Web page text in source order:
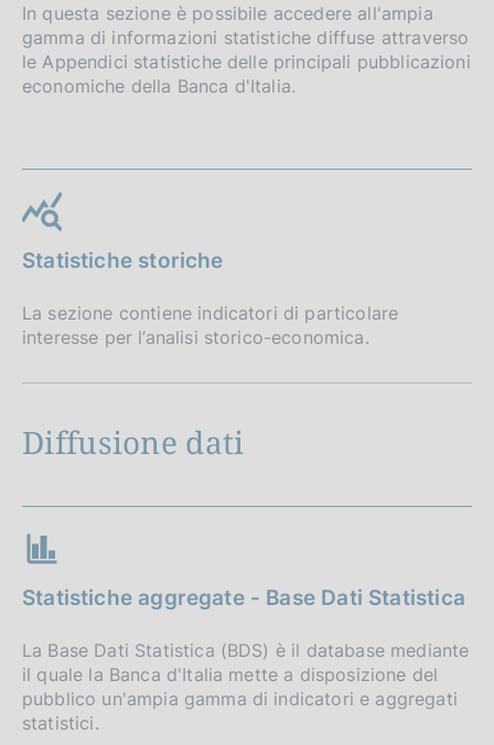
In questa sezione è possibile accedere all'ampia
gamma di informazioni statistiche diffuse attraverso
le Appendici statistiche delle principali pubblicazioni
economiche della Banca d'Italia.
Statistiche storiche
La sezione contiene indicatori di particolare
interesse per l’analisi storico-economica.
Diffusione dati
Statistiche aggregate - Base Dati Statistica
La Base Dati Statistica (BDS) è il database mediante
il quale la Banca d'Italia mette a disposizione del
pubblico un'ampia gamma di indicatori e aggregati
statistici.